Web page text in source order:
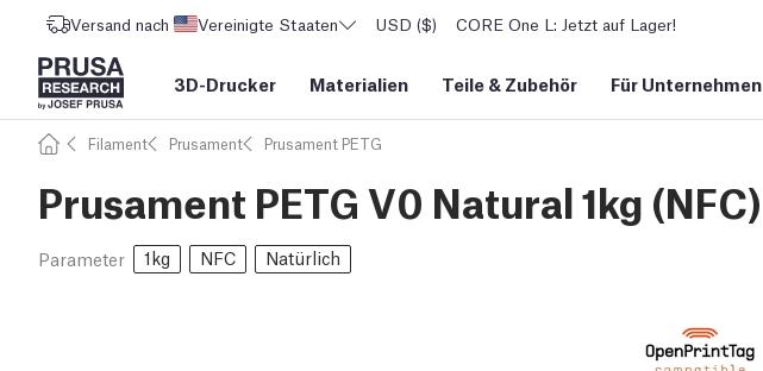
Versand nach Vereinigte Staaten USD ($) CORE One L: Jetzt auf Lager!
3D-Drucker Materialien Teile & Zubehör Für Unternehmen
Filament Prusament Prusament PETG
Prusament PETG V0 Natural 1kg (NFC)
Parameter 1kg NFC Natürlich